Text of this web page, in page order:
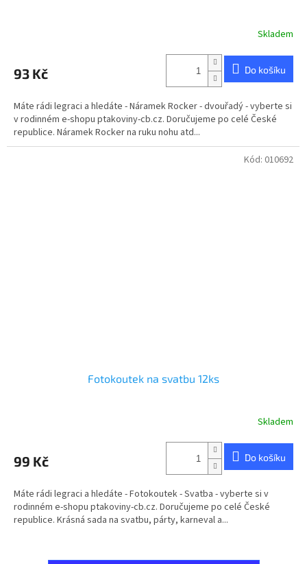
Skladem
93 Kč Do košíku
Máte rádi legraci a hledáte - Náramek Rocker - dvouřadý - vyberte si
v rodinném e-shopu ptakoviny-cb.cz. Doručujeme po celé České
republice. Náramek Rocker na ruku nohu atd...
Fotokoutek na svatbu 12ks
Skladem
99 Kč Do košíku
Máte rádi legraci a hledáte - Fotokoutek - Svatba - vyberte si v
rodinném e-shopu ptakoviny-cb.cz. Doručujeme po celé České
republice. Krásná sada na svatbu, párty, karneval a...
Kód: 010692